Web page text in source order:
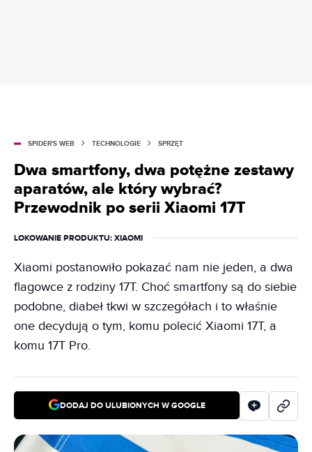
SPIDER'S WEB TECHNOLOGIE SPRZĘT
Dwa smartfony, dwa potężne zestawy
aparatów, ale który wybrać?
Przewodnik po serii Xiaomi 17T
LOKOWANIE PRODUKTU: XIAOMI
Xiaomi postanowiło pokazać nam nie jeden, a dwa
flagowce z rodziny 17T. Choć smartfony są do siebie
podobne, diabeł tkwi w szczegółach i to właśnie
one decydują o tym, komu polecić Xiaomi 17T, a
komu 17T Pro.
DODAJ DO ULUBIONYCH W GOOGLE